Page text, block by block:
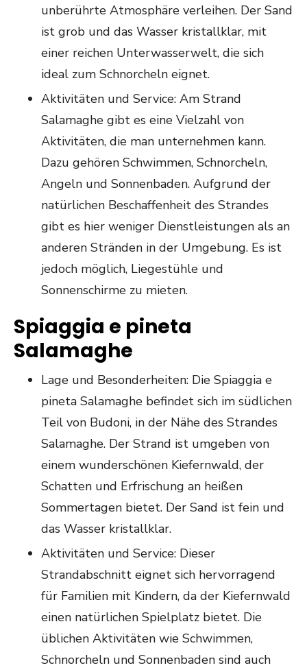
unberührte Atmosphäre verleihen. Der Sand
ist grob und das Wasser kristallklar, mit
einer reichen Unterwasserwelt, die sich
ideal zum Schnorcheln eignet.
Aktivitäten und Service: Am Strand
Salamaghe gibt es eine Vielzahl von
Aktivitäten, die man unternehmen kann.
Dazu gehören Schwimmen, Schnorcheln,
Angeln und Sonnenbaden. Aufgrund der
natürlichen Beschaffenheit des Strandes
gibt es hier weniger Dienstleistungen als an
anderen Stränden in der Umgebung. Es ist
jedoch möglich, Liegestühle und
Sonnenschirme zu mieten.
Spiaggia e pineta
Salamaghe
Lage und Besonderheiten: Die Spiaggia e
pineta Salamaghe befindet sich im südlichen
Teil von Budoni, in der Nähe des Strandes
Salamaghe. Der Strand ist umgeben von
einem wunderschönen Kiefernwald, der
Schatten und Erfrischung an heißen
Sommertagen bietet. Der Sand ist fein und
das Wasser kristallklar.
Aktivitäten und Service: Dieser
Strandabschnitt eignet sich hervorragend
für Familien mit Kindern, da der Kiefernwald
einen natürlichen Spielplatz bietet. Die
üblichen Aktivitäten wie Schwimmen,
Schnorcheln und Sonnenbaden sind auch